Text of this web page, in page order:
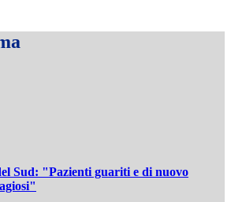
Sud: "Pazienti guariti e di nuovo